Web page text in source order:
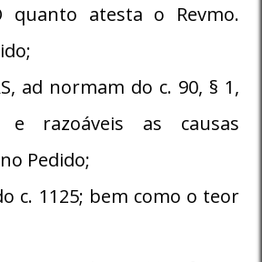
quanto atesta o Revmo.
ad normam do c. 90, § 1,
e razoáveis as causas
Pedido;
c. 1125; bem como o teor